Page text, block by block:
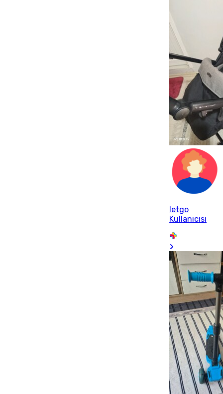
letgo
Kullanıcısı